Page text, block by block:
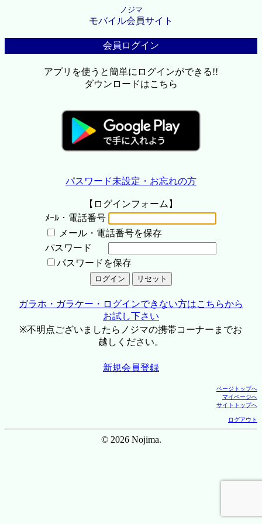
ノジマ
モバイル会員サイト
会員ログイン
アプリを使うと簡単にログインができる!!
ダウンロードはこちら
パスワード未設定・お忘れの方
【ログインフォーム】
ﾒｰﾙ・電話番号
メール・電話番号を保存
パスワード
パスワードを保存
ガラホ・ガラケー・ログインできない方はこちらから
お試し下さい
※不明点ございましたらノジマの携帯コーナーまでお
越しください。
新規会員登録
ページトップへ
マイページへ
サイトトップへ
ログアウト
© 2026 Nojima.